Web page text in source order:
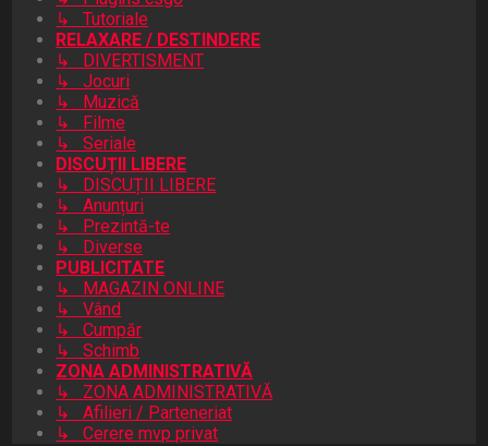
↳ Tutoriale
RELAXARE / DESTINDERE
↳ DIVERTISMENT
↳ Jocuri
↳ Muzică
↳ Filme
↳ Seriale
DISCUȚII LIBERE
↳ DISCUȚII LIBERE
↳ Anunțuri
↳ Prezintă-te
↳ Diverse
PUBLICITATE
↳ MAGAZIN ONLINE
↳ Vând
↳ Cumpăr
↳ Schimb
ZONA ADMINISTRATIVĂ
↳ ZONA ADMINISTRATIVĂ
↳ Afilieri / Parteneriat
↳ Cerere mvp privat